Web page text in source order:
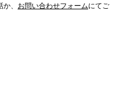
、 お問い合わせフォームにてご